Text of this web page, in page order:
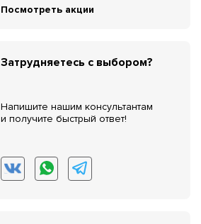
Посмотреть акции
Затрудняетесь с выбором?
Напишите нашим консультантам
и получите быстрый ответ!